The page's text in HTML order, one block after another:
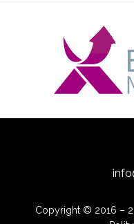
Copyright © 2016 –